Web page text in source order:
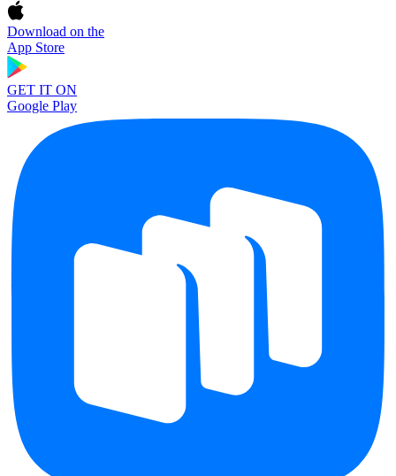
Download on the
App Store
GET IT ON
Google Play